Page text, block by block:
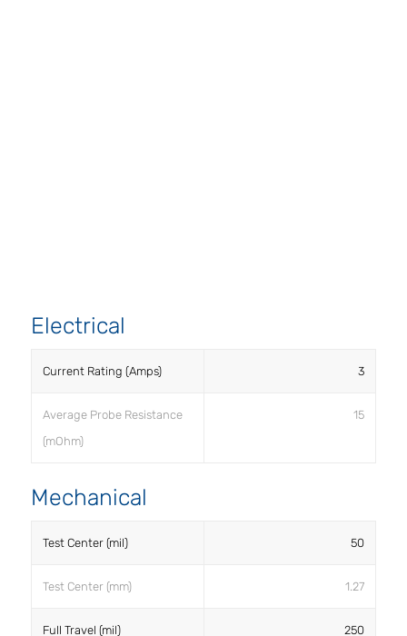
Electrical
Current Rating (Amps) 3
Average Probe Resistance
(mOhm)
15
Mechanical
Test Center (mil) 50
Test Center (mm) 1.27
Full Travel (mil) 250